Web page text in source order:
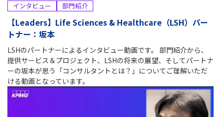
インタビュー 部門紹介
【Leaders】Life Sciences & Healthcare（LSH）パー
トナー：坂本
LSHのパートナーによるインタビュー動画です。 部門紹介から、
提供サービス＆プロジェクト、LSHの将来の展望、そしてパートナ
ーの坂本が思う「コンサルタントとは？」についてご理解いただ
ける動画となっています。